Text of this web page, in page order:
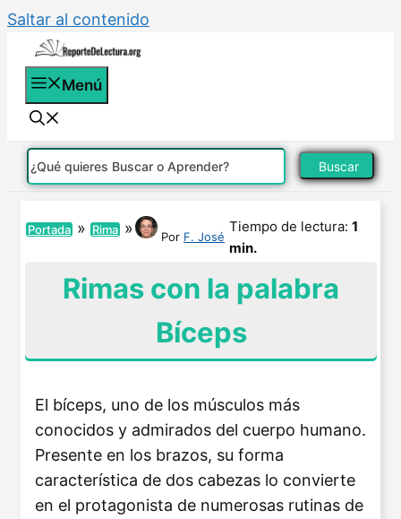
Saltar al contenido
Menú
Buscar
Portada » Rima » Por F. José
Tiempo de lectura: 1
min.
Rimas con la palabra
Bíceps
El bíceps, uno de los músculos más
conocidos y admirados del cuerpo humano.
Presente en los brazos, su forma
característica de dos cabezas lo convierte
en el protagonista de numerosas rutinas de